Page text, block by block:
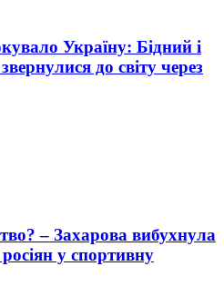
Україну: Бідний і
до світу через
– Захарова вибухнула
у спортивну